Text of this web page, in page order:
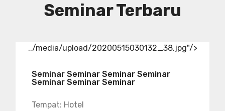
Seminar Terbaru
../media/upload/20200515030132_38.jpg"/>
Seminar Seminar Seminar Seminar
Seminar Seminar Seminar
Tempat: Hotel